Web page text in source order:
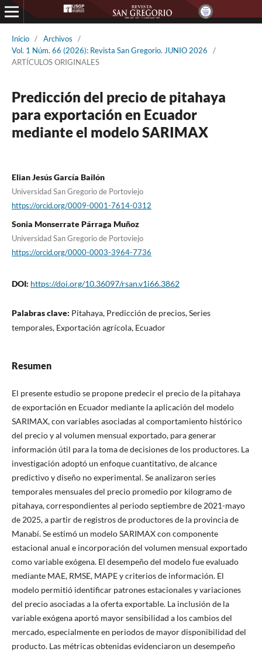
Inicio / Archivos
/
Vol. 1 Núm. 66 (2026): Revista San Gregorio. JUNIO 2026
/
ARTÍCULOS ORIGINALES
Predicción del precio de pitahaya
para exportación en Ecuador
mediante el modelo SARIMAX
Elian Jesús García Bailón
Universidad San Gregorio de Portoviejo
https://orcid.org/0009-0001-7614-0312
Sonia Monserrate Párraga Muñoz
Universidad San Gregorio de Portoviejo
https://orcid.org/0000-0003-3964-7736
DOI: https://doi.org/10.36097/rsan.v1i66.3862
Palabras clave: Pitahaya, Predicción de precios, Series
temporales, Exportación agrícola, Ecuador
Resumen
El presente estudio se propone predecir el precio de la pitahaya
de exportación en Ecuador mediante la aplicación del modelo
SARIMAX, con variables asociadas al comportamiento histórico
del precio y al volumen mensual exportado, para generar
información útil para la toma de decisiones de los productores. La
investigación adoptó un enfoque cuantitativo, de alcance
predictivo y diseño no experimental. Se analizaron series
temporales mensuales del precio promedio por kilogramo de
pitahaya, correspondientes al periodo septiembre de 2021-mayo
de 2025, a partir de registros de productores de la provincia de
Manabí. Se estimó un modelo SARIMAX con componente
estacional anual e incorporación del volumen mensual exportado
como variable exógena. El desempeño del modelo fue evaluado
mediante MAE, RMSE, MAPE y criterios de información. El
modelo permitió identificar patrones estacionales y variaciones
del precio asociadas a la oferta exportable. La inclusión de la
variable exógena aportó mayor sensibilidad a los cambios del
mercado, especialmente en periodos de mayor disponibilidad del
producto. Las métricas obtenidas evidenciaron un desempeño